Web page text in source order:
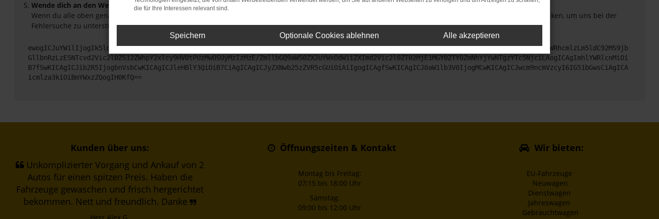
Wende dich an den Webseitenbetreiber.
Wenn du alle oben genannten Schritte versucht hast, kontaktiere uns bitte. Wir werden versuchen, das Problem zu beheben. Du kannst uns diesen Text schicken, um uns bei der
Fehlersuche zu unterstützen:
ewogICJuYW1lIjogIk5ldHdvcmtFcnJvciIsCiAgImNvbmZpZyI6IHsKICAgICJtZXRob2QiOiAiR0VUIiwKICAgICJ1cmwiOiAiaHR0cHM6Ly9hcGkueC5ha3MtcHJvZC5hdWRhcmlzLm5ldC92MS9jb
GllbnRzLzE5NTcvd2Vic2l0ZS12ZWhpY2xlcy9HV0tPUzMwOSUyMzIzMzE/ZmllbGQ9aW50ZXJuYWxOdW1iZXImd2Vic2l0ZT02MjE1MGY0ZTY0ZmNhYjYwNTgzYTc5NjciLAogICAgImhlYWRlcnMiOi
B7fSwKICAgICJib2R5IjogbnVsbCwKICAgICJleHBlY3QiOiB7CiAgICAgICJyZXNwb25zZVR5cGUiOiAiIgogICAgfSwKICAgICJ0aW1lb3V0IjogMCwKICAgICJwcm9ncmVzcyI6IG51bGwsCiAgICA
icmlza3kiOiBmYWxzZQogIH0KfQ==
Kunden über uns:
Unkomplizierter Vorgang und Ankauf von 2
Autos für einen spitzen Preis. Haben die
Fahrzeuge gewaschen und frisch hergerichtet
bekommen. Nett und freundlich. Danke
Öffnungszeiten & Kontakt
Montag bis Freitag:
07:15 bis 18:00 Uhr
Samstag:
09:00 bis 12:00 Uhr
Wir bieten:
EU-Fahrzeuge
Neuwagen
Dienstwagen
Jahreswagen
Gebrauchtwagen
die für Ihre Interessen relevant sind.
Speichern Optionale Cookies ablehnen Alle akzeptieren